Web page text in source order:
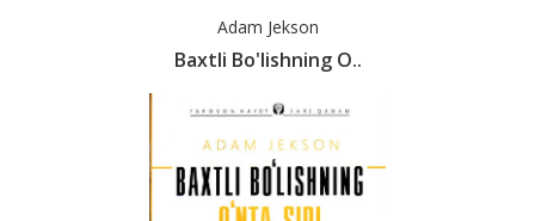
Adam Jekson
Baxtli Bo'lishning O..